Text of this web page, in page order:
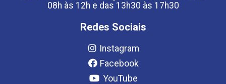
08h às 12h e das 13h30 às 17h30
Redes Sociais
Instagram
Facebook
YouTube